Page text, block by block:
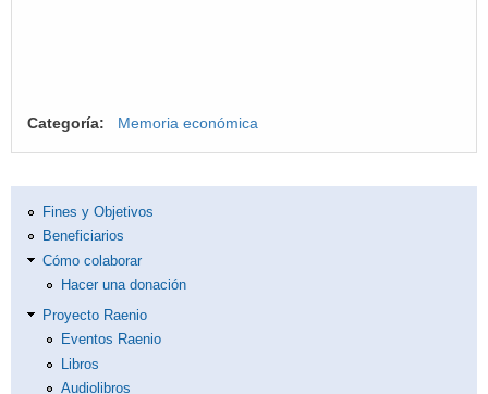
Categoría: Memoria económica
Fines y Objetivos
Beneficiarios
Cómo colaborar
Hacer una donación
Proyecto Raenio
Eventos Raenio
Libros
Audiolibros